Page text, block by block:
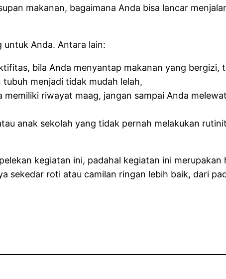
makanan, bagaimana Anda bisa lancar
untuk Anda. Antara lain:
bila Anda menyantap makanan yang bergizi,
menjadi tidak mudah lelah,
riwayat maag, jangan sampai Anda
anak sekolah yang tidak pernah melakukan
kegiatan ini, padahal kegiatan ini
roti atau camilan ringan lebih baik, dari